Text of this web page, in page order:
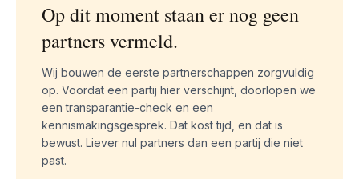
Op dit moment staan er nog geen
partners vermeld.
Wij bouwen de eerste partnerschappen zorgvuldig
op. Voordat een partij hier verschijnt, doorlopen we
een transparantie-check en een
kennismakingsgesprek. Dat kost tijd, en dat is
bewust. Liever nul partners dan een partij die niet
past.